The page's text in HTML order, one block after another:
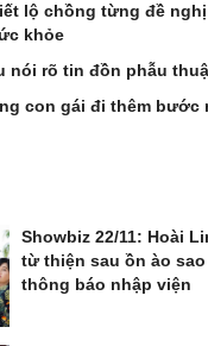
lộ chồng từng đề
khỏe
nói rõ tin đồn phẫu
con gái đi thêm bước
Showbiz 22/11: Hoài
từ thiện sau ồn ào
thông báo nhập viện